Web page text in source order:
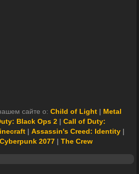
сайте о: Child of Light
Metal
Black Ops 2
Call of Duty:
Assassin's Creed: Identity
Cyberpunk 2077 The Crew